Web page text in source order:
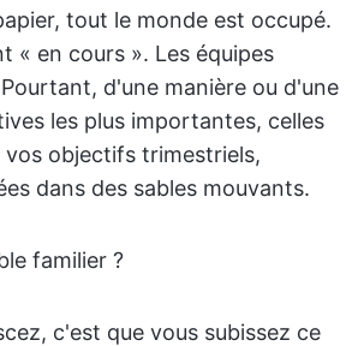
tout le monde est occupé.
« en cours ». Les équipes
d'une manière ou d'une
les plus importantes, celles
vos objectifs trimestriels,
dans des sables mouvants.
familier ?
c'est que vous subissez ce